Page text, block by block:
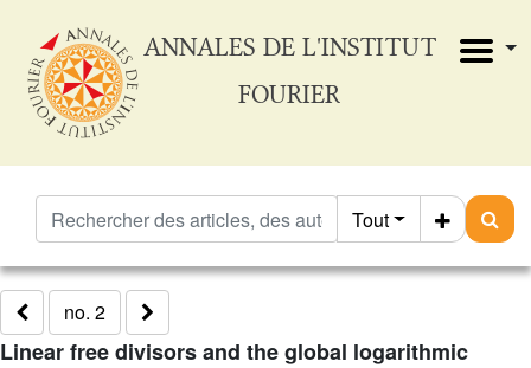
ANNALES DE L'INSTITUT
FOURIER
Tout
no. 2
Linear free divisors and the global logarithmic